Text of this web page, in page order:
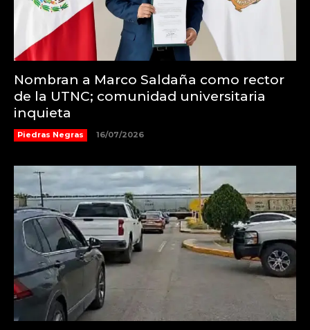
Nombran a Marco Saldaña como rector
de la UTNC; comunidad universitaria
inquieta
Piedras Negras 16/07/2026